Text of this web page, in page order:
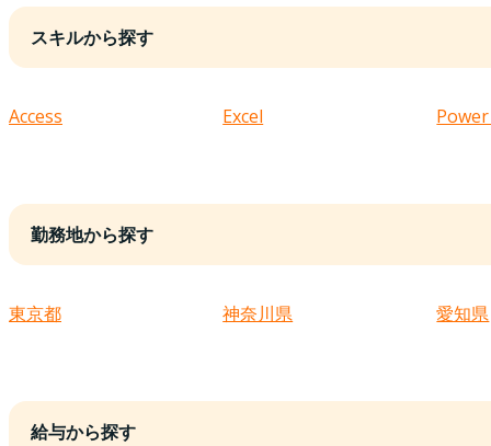
スキルから探す
Access Excel
勤務地から探す
東京都 神奈川県 愛知県
給与から探す